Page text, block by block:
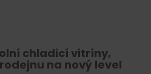
chladicí vitríny,
na nový level